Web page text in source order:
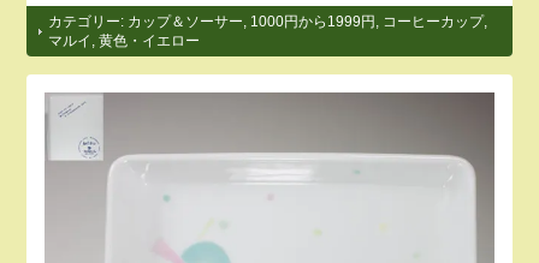
カテゴリー: カップ＆ソーサー 1000円から1999円 コーヒーカップ
マルイ
,黄色・イエロー